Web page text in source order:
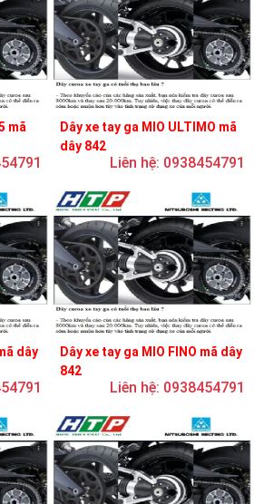
mã
Dây xe tay ga MIO ULTIMO mã
dây 842
Liên hệ: 0938454791
dây
Dây xe tay ga MIO FINO mã dây
842
Liên hệ: 0938454791